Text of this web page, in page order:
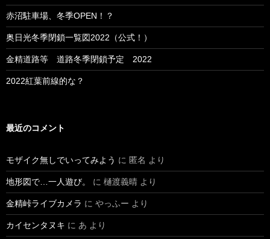
赤沼駐車場、冬季OPEN！？
奥日光冬季閉鎖一覧図2022（公式！）
金精道路等 道路冬季閉鎖予定 2022
2022紅葉前線的な？
最近のコメント
モザイク無しでいってみよう に 匿名 より
地形図で…一人遊び。 に 樋渡義晴 より
金精峠ライブカメラ に やっふー より
カイセンタヌキ に あ より